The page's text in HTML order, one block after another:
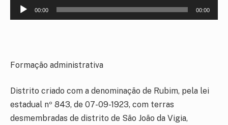
Tocador
de
00:00 00:00
Formação administrativa
Distrito criado com a denominação de Rubim, pela lei
estadual nº 843, de 07-09-1923, com terras
desmembradas de distrito de São João da Vigia,